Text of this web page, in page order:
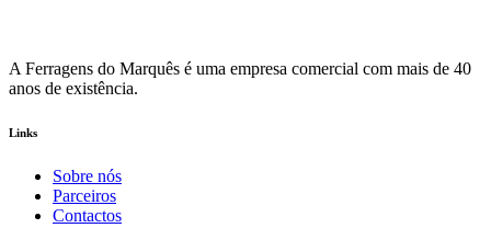
A Ferragens do Marquês é uma empresa comercial com mais de 40
anos de existência.
Links
Sobre nós
Parceiros
Contactos